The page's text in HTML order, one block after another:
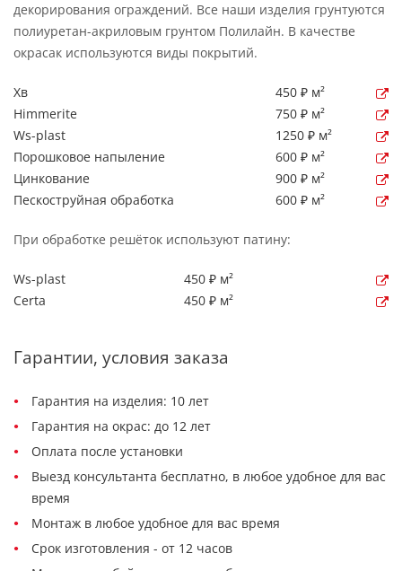
декорирования ограждений. Все наши изделия грунтуются
полиуретан-акриловым грунтом Полилайн. В качестве
окрасак используются виды покрытий.
Хв
450 ₽ м²
Himmerite
750 ₽ м²
Ws-plast
1250 ₽ м²
Порошковое напыление
600 ₽ м²
Цинкование
900 ₽ м²
Пескоструйная обработка
600 ₽ м²
При обработке решёток используют патину:
Ws-plast
450 ₽ м²
Certa
450 ₽ м²
Гарантии, условия заказа
Гарантия на изделия: 10 лет
Гарантия на окрас: до 12 лет
Оплата после установки
Выезд консультанта бесплатно, в любое удобное для вас
время
Монтаж в любое удобное для вас время
Срок изготовления - от 12 часов